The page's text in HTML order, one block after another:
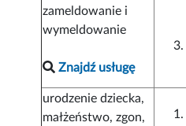
zameldowanie i
wymeldowanie
Znajdź usługę
urodzenie dziecka,
małżeństwo, zgon,